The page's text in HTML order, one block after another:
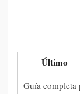
Último
Guía completa